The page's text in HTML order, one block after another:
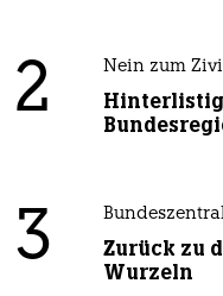
2 Nein zum
3
Zurück zu
Wurzeln